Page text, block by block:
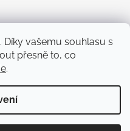
vašemu souhlasu s
přesně to, co
.
čokoládové pralinky